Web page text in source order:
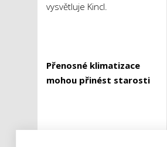
vysvětluje Kincl.
Přenosné klimatizace
mohou přinést starosti